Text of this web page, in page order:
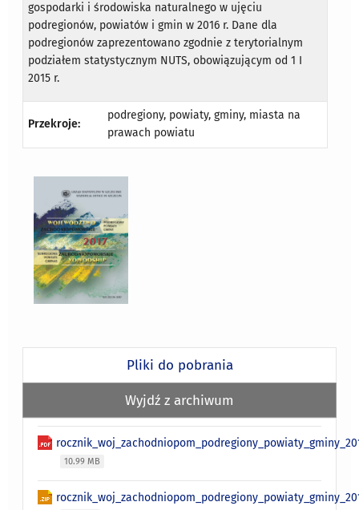
gospodarki i środowiska naturalnego w ujęciu
podregionów, powiatów i gmin w 2016 r. Dane dla
podregionów zaprezentowano zgodnie z terytorialnym
podziałem statystycznym NUTS, obowiązującym od 1 I
2015 r.
Przekroje:
podregiony, powiaty, gminy, miasta na
prawach powiatu
Pliki do pobrania
Wyjdź z archiwum
10.99 MB